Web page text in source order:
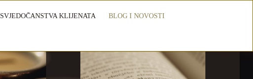
SVJEDOČANSTVA KLIJENATA BLOG I NOVOSTI